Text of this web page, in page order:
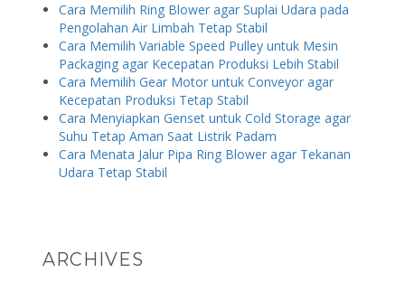
Cara Memilih Ring Blower agar Suplai Udara pada
Pengolahan Air Limbah Tetap Stabil
Cara Memilih Variable Speed Pulley untuk Mesin
Packaging agar Kecepatan Produksi Lebih Stabil
Cara Memilih Gear Motor untuk Conveyor agar
Kecepatan Produksi Tetap Stabil
Cara Menyiapkan Genset untuk Cold Storage agar
Suhu Tetap Aman Saat Listrik Padam
Cara Menata Jalur Pipa Ring Blower agar Tekanan
Udara Tetap Stabil
ARCHIVES